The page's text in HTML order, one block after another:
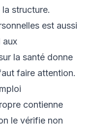
structure.
est aussi
aux
la santé donne
faire attention.
contienne
le vérifie non